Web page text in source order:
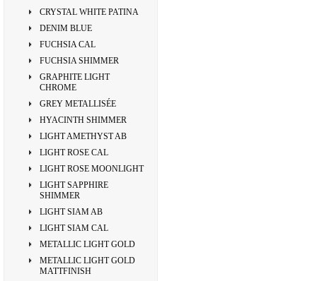
CRYSTAL WHITE PATINA
DENIM BLUE
FUCHSIA CAL
FUCHSIA SHIMMER
GRAPHITE LIGHT
CHROME
GREY METALLISÉE
HYACINTH SHIMMER
LIGHT AMETHYST AB
LIGHT ROSE CAL
LIGHT ROSE MOONLIGHT
LIGHT SAPPHIRE
SHIMMER
LIGHT SIAM AB
LIGHT SIAM CAL
METALLIC LIGHT GOLD
METALLIC LIGHT GOLD
MATTFINISH